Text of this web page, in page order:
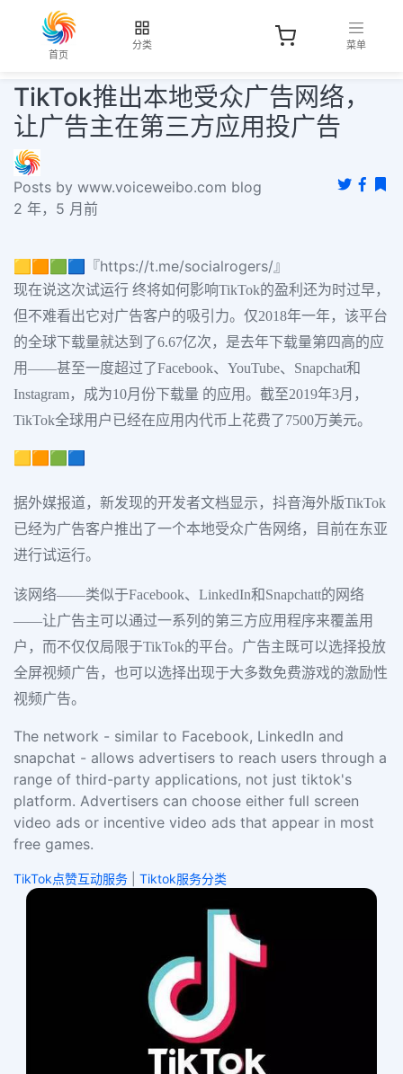
首页
分类 菜单
TikTok推出本地受众广告网络，
让广告主在第三方应用投广告
Posts by www.voiceweibo.com blog
2 年，5 月前
🟨🟧🟩🟦『https://t.me/socialrogers/』
现在说这次试运行 终将如何影响TikTok的盈利还为时过早，
但不难看出它对广告客户的吸引力。仅2018年一年，该平台
的全球下载量就达到了6.67亿次，是去年下载量第四高的应
用——甚至一度超过了Facebook、YouTube、Snapchat和
Instagram，成为10月份下载量 的应用。截至2019年3月，
TikTok全球用户已经在应用内代币上花费了7500万美元。
🟨🟧🟩🟦
据外媒报道，新发现的开发者文档显示，抖音海外版TikTok
已经为广告客户推出了一个本地受众广告网络，目前在东亚
进行试运行。
该网络——类似于Facebook、LinkedIn和Snapchatt的网络
——让广告主可以通过一系列的第三方应用程序来覆盖用
户，而不仅仅局限于TikTok的平台。广告主既可以选择投放
全屏视频广告，也可以选择出现于大多数免费游戏的激励性
视频广告。
The network - similar to Facebook, LinkedIn and
snapchat - allows advertisers to reach users through a
range of third-party applications, not just tiktok's
platform. Advertisers can choose either full screen
video ads or incentive video ads that appear in most
free games.
TikTok点赞互动服务 Tiktok服务分类